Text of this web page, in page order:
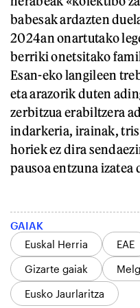
babesak ardazten
2024an onartutako
berriki onetsitako
Esan-eko langileen
eta arazorik duten
zerbitzua erabiltzera
indarkeria, irainak,
horiek ez dira
pausoa entzuna izatea
GAIAK
Euskal Herria
EAE
Gizarte gaiak
Eusko Jaurlaritza